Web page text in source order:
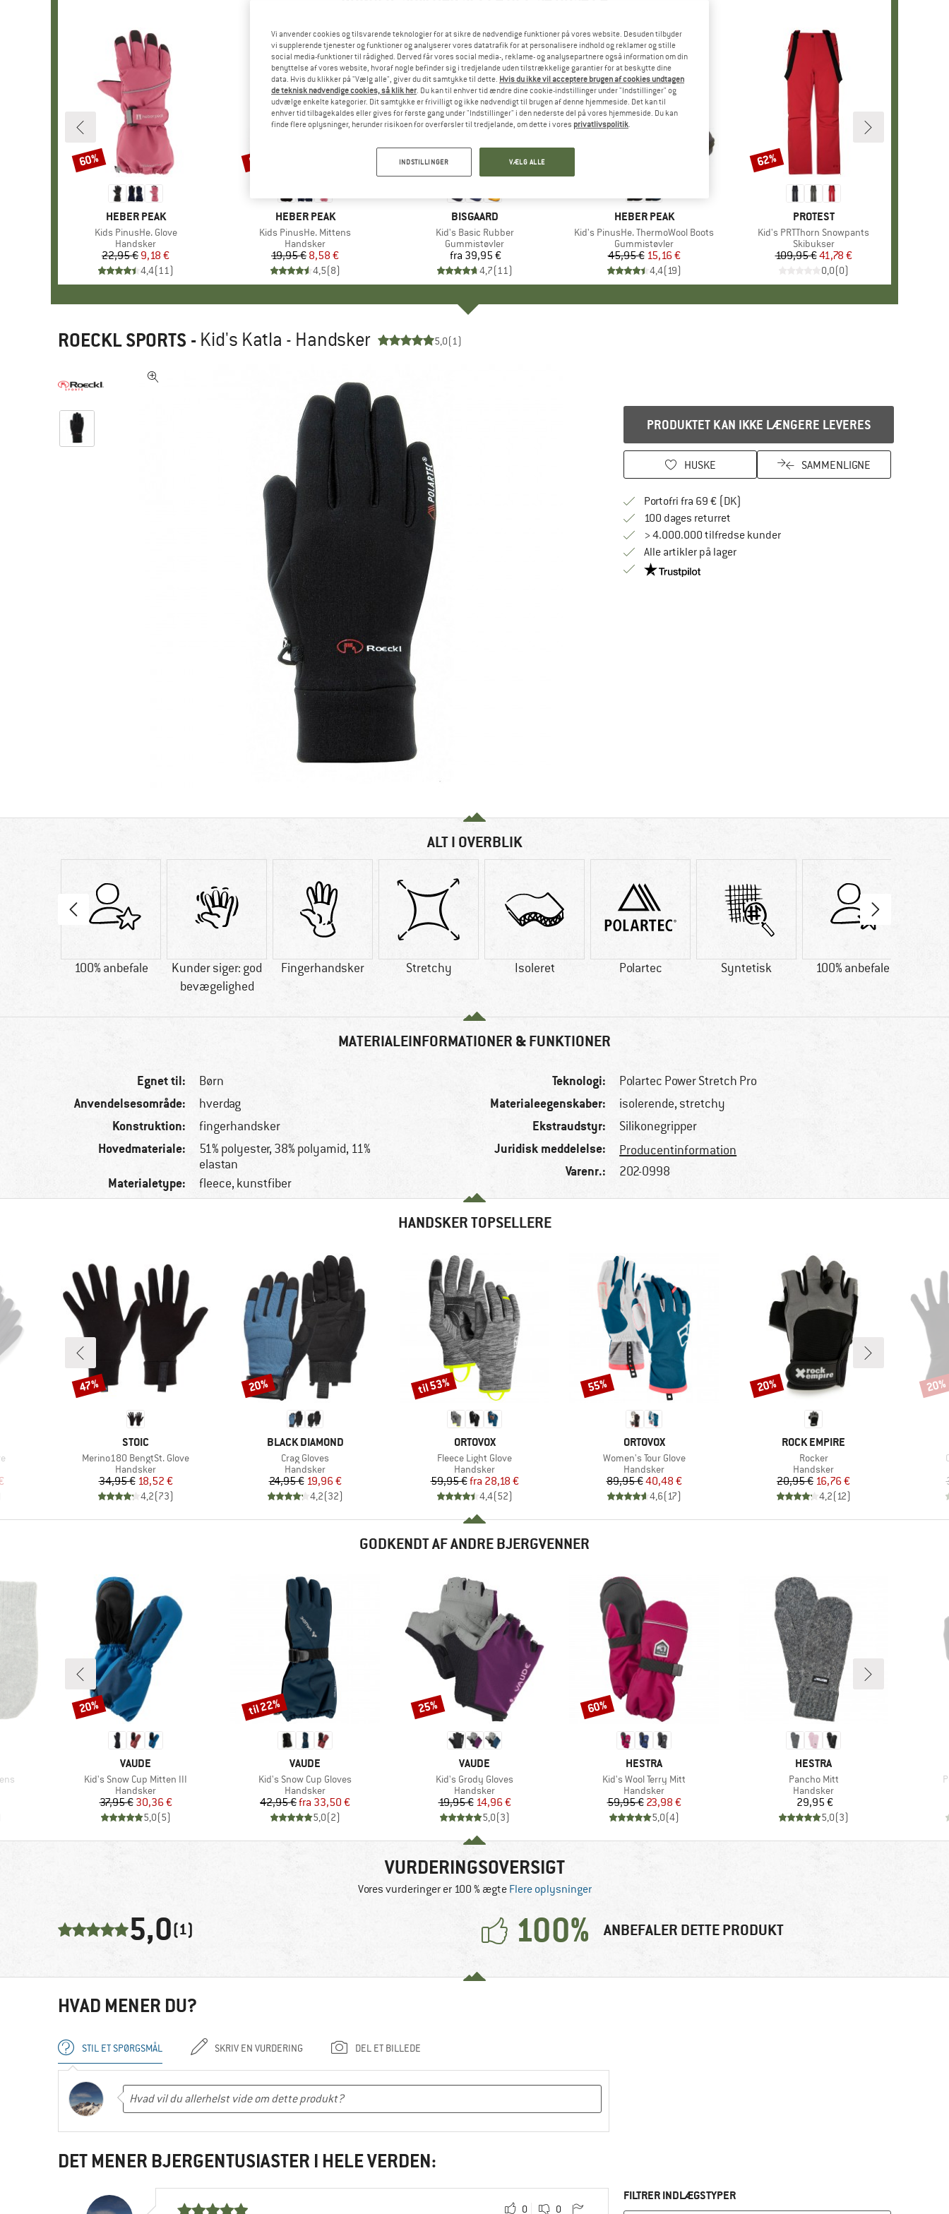
MÆRKE
HEBER PEAK
Artikel
Kids PinusHe. Glove
Produktgruppe
Handsker
Pris
22,95 €Nedsat pris
9,18 €
4,4(11)
Rabat
60%
MÆRKE
HEBER PEAK
Artikel
Kids PinusHe. Mittens
Produktgruppe
Handsker
Pris
19,95 €Nedsat pris
8,58 €
4,5(8)
Rabat
57%
MÆRKE
BISGAARD
Artikel
Kid's Basic Rubber
Produktgruppe
Gummistøvler
Pris
fra 39,95 €
4,7(11)
MÆRKE
HEBER PEAK
Artikel
Kid's PinusHe. ThermoWool Boots
Produktgruppe
Gummistøvler
Pris
45,95 €Nedsat pris
15,16 €
4,4(19)
MÆRKE
PROTEST
Artikel
Kid's PRTThorn Snowpants
Produktgruppe
Skibukser
Pris
109,95 €Nedsat pris
41,78 €
0,0(0)
Rabat
62%
ROECKL SPORTS - Kid's Katla - Handsker 5,0(1)
PRODUKTET KAN IKKE LÆNGERE LEVERES
HUSKE SAMMENLIGNE
Portofri fra 69 € (DK)
100 dages returretGå til returretten her Åbnes i en infoboks
> 4.000.000 tilfredse kunder
Alle artikler på lager
Vi er Trustpilot-certificeret - oplysningerne får du
ALT I OVERBLIK
100% anbefale
Kunder siger: god
bevægelighed
Fingerhandsker Stretchy Isoleret Polartec Syntetisk 100% anbefale
MATERIALEINFORMATIONER & FUNKTIONER
Egnet til: Børn
Anvendelsesområde: hverdag
Konstruktion: fingerhandsker
Hovedmateriale:
51% polyester, 38% polyamid, 11%
elastan
Materialetype: fleece, kunstfiber
Teknologi: Polartec Power Stretch Pro
Materialeegenskaber: isolerende, stretchy
Ekstraudstyr: Silikonegripper
Juridisk meddelelse: Producentinformation
Varenr.: 202-0998
HANDSKER TOPSELLERE
MÆRKE
STOIC
Artikel
Merino180 BengtSt. Glove
Produktgruppe
Handsker
Pris
34,95 €Nedsat pris
18,52 €
4,2(73)
Rabat
47%
MÆRKE
BLACK DIAMOND
Artikel
Crag Gloves
Produktgruppe
Handsker
Pris
24,95 €Nedsat pris
19,96 €
4,2(32)
Rabat
20%
MÆRKE
ORTOVOX
Artikel
Fleece Light Glove
Produktgruppe
Handsker
Pris
59,95 € Nedsat pris
fra 28,18 €
4,4(52)
Rabat
til 53%
MÆRKE
ORTOVOX
Artikel
Women's Tour Glove
Produktgruppe
Handsker
Pris
89,95 €Nedsat pris
40,48 €
4,6(17)
Rabat
55%
MÆRKE
ROCK EMPIRE
Artikel
Rocker
Produktgruppe
Handsker
Pris
20,95 €Nedsat pris
16,76 €
4,2(12)
Rabat
20% Rabat
20%
GODKENDT AF ANDRE BJERGVENNER
MÆRKE
VAUDE
Artikel
Kid's Snow Cup Mitten III
Produktgruppe
Handsker
Pris
37,95 € Nedsat pris
30,36 €
5,0(5)
Rabat
20%
MÆRKE
VAUDE
Artikel
Kid's Snow Cup Gloves
Produktgruppe
Handsker
Pris
42,95 € Nedsat pris
fra 33,50 €
5,0(2)
Rabat
til 22%
MÆRKE
VAUDE
Artikel
Kid's Grody Gloves
Produktgruppe
Handsker
Pris
19,95 €Nedsat pris
14,96 €
5,0(3)
Rabat
25%
MÆRKE
HESTRA
Artikel
Kid's Wool Terry Mitt
Produktgruppe
Handsker
Pris
59,95 €Nedsat pris
23,98 €
5,0(4)
Rabat
60%
MÆRKE
HESTRA
Artikel
Pancho Mitt
Produktgruppe
Handsker
Pris
29,95 €
5,0(3)
VURDERINGSOVERSIGT
Vores vurderinger er 100 % ægte Flere oplysninger
5,0(1) 100% ANBEFALER DETTE PRODUKT
HVAD MENER DU?
STIL ET SPØRGSMÅL SKRIV EN VURDERING DEL ET BILLEDE
DET MENER BJERGENTUSIASTER I HELE VERDEN:
0 0
FILTRER INDLÆGSTYPER
Vi anvender cookies og tilsvarende teknologier for at sikre de nødvendige funktioner på vores website. Desuden tilbyder
vi supplerende tjenester og funktioner og analyserer vores datatrafik for at personalisere indhold og reklamer og stille
social media-funktioner til rådighed. Derved får vores social media-, reklame- og analysepartnere også information om din
benyttelse af vores website, hvoraf nogle befinder sig i tredjelande uden tilstrækkelige garantier for at beskytte dine
data. Hvis du klikker på "Vælg alle", giver du dit samtykke til dette. Hvis du ikke vil acceptere brugen af cookies undtagen
de teknisk nødvendige cookies, så klik her. Du kan til enhver tid ændre dine cookie-indstillinger under "Indstillinger" og
udvælge enkelte kategorier. Dit samtykke er frivilligt og ikke nødvendigt til brugen af denne hjemmeside. Det kan til
enhver tid tilbagekaldes eller gives for første gang under "Indstillinger" i den nederste del på vores hjemmeside. Du kan
finde flere oplysninger, herunder risikoen for overførsler til tredjelande, om dette i vores privatlivspolitik.
INDSTILLINGER VÆLG ALLE